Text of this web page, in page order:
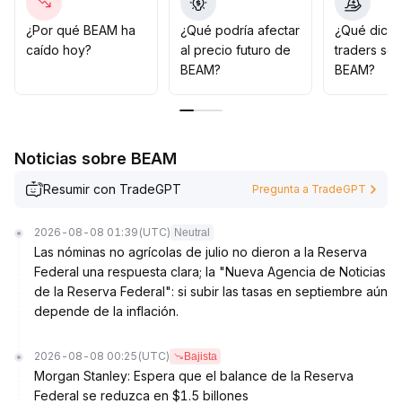
se recomienda precaución ante la volatilidad a corto
plazo.
A mediano y largo plazo, una recuperación en los
sectores de IA y almacenamiento podría atraer
sector requiere prudencia.
tendencia.
¿Por qué BEAM ha
caído hoy?
¿Qué podría afectar
al precio futuro de
BEAM?
¿Qué
traders
BEAM?
Noticias sobre BEAM
Resumir con TradeGPT Pregunta a TradeGPT
2026-08-08 01:39 (UTC) Neutral
Las nóminas no agrícolas de julio no dieron a la Reserva
Federal una respuesta clara; la "Nueva Agencia de Noticias
de la Reserva Federal": si subir las tasas en septiembre aún
depende de la inflación.
2026-08-08 00:25 (UTC) Bajista
Morgan Stanley: Espera que el balance de la Reserva
Federal se reduzca en $1.5 billones